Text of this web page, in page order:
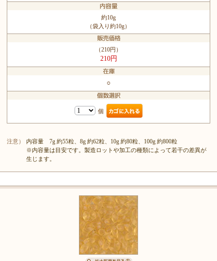
約10g
（袋入り約10g）
（210円）
210円
○
個
注意）
内容量 7g 約55粒、8g 約62粒、10g 約80粒、100g 約800粒
※内容量は目安です。製造ロットや加工の種類によって若干の差異が
生じます。